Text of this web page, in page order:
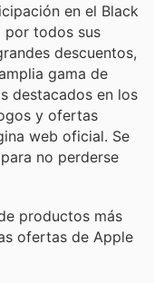
en el Black
por todos sus
descuentos,
gama de
destacados en los
y ofertas
web oficial. Se
no perderse
productos más
ofertas de Apple